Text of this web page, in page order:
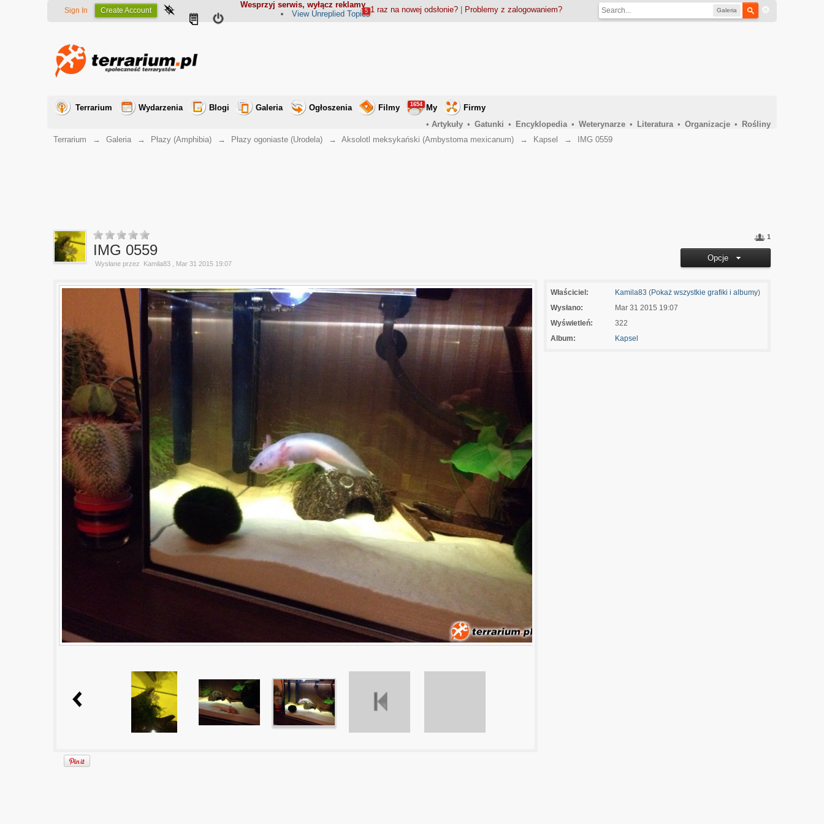
Wesprzyj serwis, wyłącz reklamy
Galeria
Sign In Create Account 1 raz na nowej odsłonie?| Problemy z zalogowaniem?
View Unreplied Topics
5
Terrarium Wydarzenia Blogi Galeria Ogłoszenia Filmy My
1654
Firmy
• Artykuły • Gatunki • Encyklopedia • Weterynarze • Literatura • Organizacje •
Rośliny
Terrarium
→ Galeria → Płazy (Amphibia) → Płazy ogoniaste (Urodela) → Aksolotl meksykański (Ambystoma mexicanum) → Kapsel → IMG 0559
1
Opcje
IMG 0559
Wysłane przez Kamila83 , Mar 31 2015 19:07
Właściciel: Kamila83 (Pokaż wszystkie grafiki i albumy)
Wysłano:
Mar 31 2015 19:07
Wyświetleń:
322
Album:
Kapsel